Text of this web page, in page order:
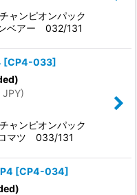
ャンピオンパック
ンベアー 032/131
[CP4-033]
)
ャンピオンパック
ロマツ 033/131
[CP4-034]